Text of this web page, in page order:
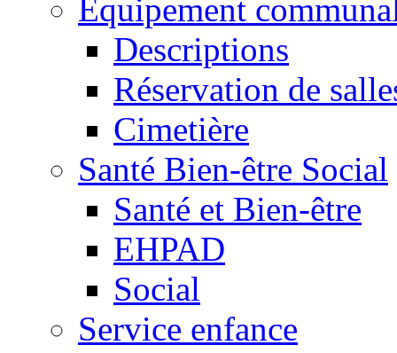
Equipement
Descriptions
Réservation de
Cimetière
Santé Bien-être Social
Santé et Bien-être
EHPAD
Social
Service enfance